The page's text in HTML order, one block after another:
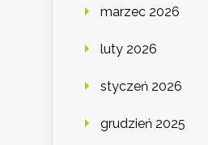
marzec 2026
luty 2026
styczeń 2026
grudzień 2025